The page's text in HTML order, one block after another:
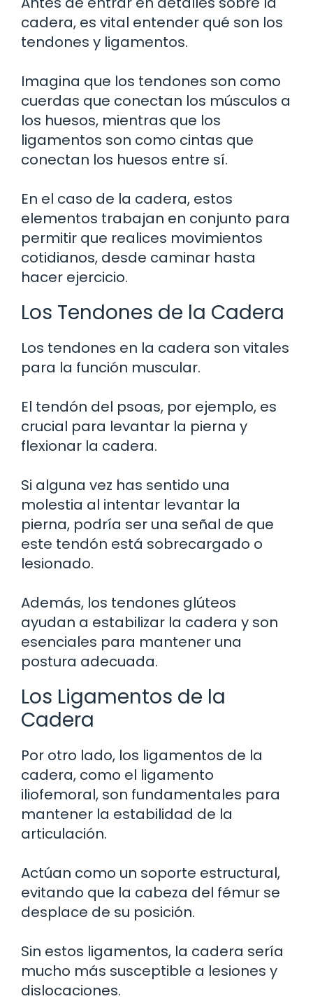
cadera, es vital entender qué son los
tendones y ligamentos.
Imagina que los tendones son como
cuerdas que conectan los músculos a
los huesos, mientras que los
ligamentos son como cintas que
conectan los huesos entre sí.
En el caso de la cadera, estos
elementos trabajan en conjunto para
permitir que realices movimientos
cotidianos, desde caminar hasta
hacer ejercicio.
Los Tendones de la Cadera
Los tendones en la cadera son vitales
para la función muscular.
El tendón del psoas, por ejemplo, es
crucial para levantar la pierna y
flexionar la cadera.
Si alguna vez has sentido una
molestia al intentar levantar la
pierna, podría ser una señal de que
este tendón está sobrecargado o
lesionado.
Además, los tendones glúteos
ayudan a estabilizar la cadera y son
esenciales para mantener una
postura adecuada.
Los Ligamentos de la
Cadera
Por otro lado, los ligamentos de la
cadera, como el ligamento
iliofemoral, son fundamentales para
mantener la estabilidad de la
articulación.
Actúan como un soporte estructural,
evitando que la cabeza del fémur se
desplace de su posición.
Sin estos ligamentos, la cadera sería
mucho más susceptible a lesiones y
dislocaciones.